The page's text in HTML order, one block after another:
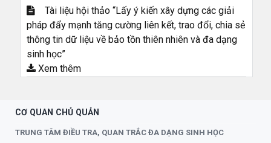
Tài liệu hội thảo “Lấy ý kiến xây dựng các giải
pháp đẩy mạnh tăng cường liên kết, trao đổi, chia sẻ
thông tin dữ liệu về bảo tồn thiên nhiên và đa dạng
sinh học”
Xem thêm
CƠ QUAN CHỦ QUẢN
TRUNG TÂM ĐIỀU TRA, QUAN TRẮC ĐA DẠNG SINH HỌC